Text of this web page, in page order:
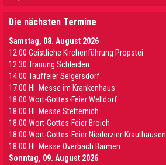
Die nächsten Termine
Samstag, 08. August 2026
12.00 Geistliche Kirchenführung Propstei
12.30 Trauung Schleiden
14.00 Tauffeier Selgersdorf
17.00 Hl. Messe im Krankenhaus
18.00 Wort-Gottes-Feier Welldorf
18.00 Hl. Messe Stetternich
18.00 Wort-Gottes-Feier Broich
18.00 Wort-Gottes-Feier Niederzier-Krauthausen
18.00 Hl. Messe Overbach Barmen
Sonntag, 09. August 2026